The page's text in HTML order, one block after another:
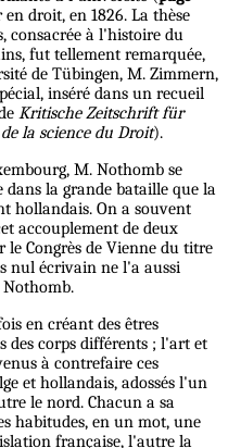
droit, en 1826. La thèse
consacrée à l'histoire du
fut tellement remarquée,
de Tübingen, M. Zimmern,
inséré dans un recueil
Kritische Zeitschrift für
la science du Droit).
M. Nothomb se
la grande bataille que la
hollandais. On a souvent
accouplement de deux
le Congrès de Vienne du titre
nul écrivain ne l'a aussi
Nothomb.
en créant des êtres
des corps différents ; l'art et
à contrefaire ces
et hollandais, adossés l'un
le nord. Chacun a sa
habitudes, en un mot, une
française, l'autre la